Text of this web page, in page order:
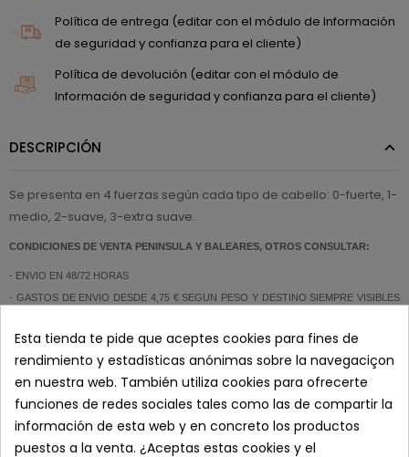
Política de entrega (editar con el módulo de Información
de seguridad y confianza para el cliente)
Política de devolución (editar con el módulo de
Información de seguridad y confianza para el cliente)
DESCRIPCIÓN
Se presenta en 4 fuerzas según cada tipo de cabello: 0-fuerte, 1-
medio, 2-suave, 3-extra suave.
CONDICIONES DE VENTA PENINSULA Y BALEARES, OTROS CONSULTAR:
- ENVIO EN 48/72 HORAS
- GASTOS DE ENVIO DESDE 4,75 € SEGUN PESO Y DESTINO SIEMPRE VISIBLES
SUPERIORES A 150€ + IVA.
- PAGO SEGURO
- ATENCION AL CLIENTE: 626 89 11 20 (L-V 8:00 a 19:00)
Esta tienda te pide que aceptes cookies para fines de
rendimiento y estadísticas anónimas sobre la navegaciçon
en nuestra web. También utiliza cookies para ofrecerte
funciones de redes sociales tales como las de compartir la
información de esta web y en concreto los productos
puestos a la venta. ¿Aceptas estas cookies y el